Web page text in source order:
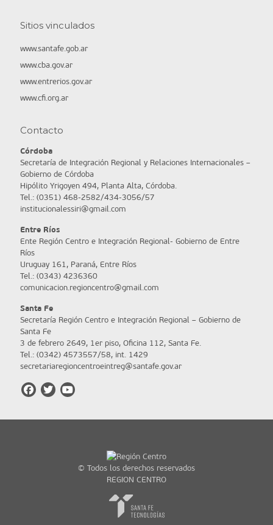
Sitios vinculados
www.santafe.gob.ar
www.cba.gov.ar
www.entrerios.gov.ar
www.cfi.org.ar
Contacto
Córdoba
Secretaría de Integración Regional y Relaciones Internacionales –
Gobierno de Córdoba
Hipólito Yrigoyen 494, Planta Alta, Córdoba.
Tel.: (0351) 468-2582/434-3056/57
institucionalessiri@gmail.com
Entre Ríos
Ente Región Centro e Integración Regional- Gobierno de Entre
Ríos
Uruguay 161, Paraná, Entre Ríos
Tel.: (0343) 4236360
comunicacion.regioncentro@gmail.com
Santa Fe
Secretaría Región Centro e Integración Regional – Gobierno de
Santa Fe
3 de febrero 2649, 1er piso, Oficina 112, Santa Fe.
Tel.: (0342) 4573557/58, int. 1429
secretariaregioncentroeintreg@santafe.gov.ar
© Todos los derechos reservados
REGION CENTRO